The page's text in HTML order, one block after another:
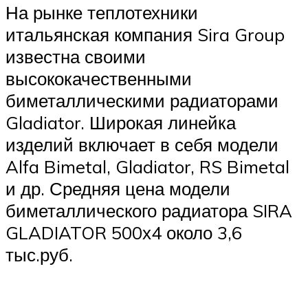
На рынке теплотехники
итальянская компания Sira Group
известна своими
высококачественными
биметаллическими радиаторами
Gladiator. Широкая линейка
изделий включает в себя модели
Alfa Bimetal, Gladiator, RS Bimetal
и др. Средняя цена модели
биметаллического радиатора SIRA
GLADIATOR 500х4 около 3,6
тыс.руб.